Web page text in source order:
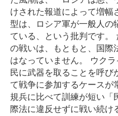
けされた報道によって増
型は、ロシア軍が一般人の
ている、という批判です。
の戦いは、もともと、国際
はなっていません。 ウク
民に武器を取ることを呼び
て戦争に参加するケース
規兵に比べて訓練が短い
際法に違反せずに戦い続け